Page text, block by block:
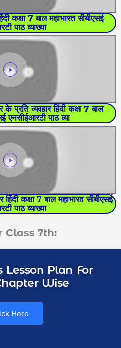
कक्षा 7 बाल महाभारत सीबीएसई
पाठ व्याख्या
के प्रति व्यवहार हिंदी कक्षा 7 बाल
एनसीईआरटी पाठ व्या
कक्षा 7 बाल महाभारत सीबीएसई
पाठ व्याख्या
Class 7th:
Plan For
Wise
Here